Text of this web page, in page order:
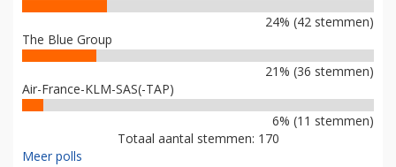
24% (42 stemmen)
The Blue Group
21% (36 stemmen)
Air-France-KLM-SAS(-TAP)
6% (11 stemmen)
Totaal aantal stemmen: 170
Meer polls